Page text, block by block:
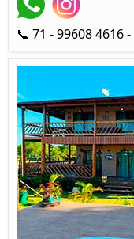
📞 71 - 99608 4616 -